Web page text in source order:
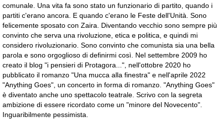
comunale. Una vita fa sono stato un funzionario di partito, quando i
partiti c'erano ancora. E quando c'erano le Feste dell'Unità. Sono
felicemente sposato con Zaira. Diventando vecchio sono sempre più
convinto che serva una rivoluzione, etica e politica, e quindi mi
considero rivoluzionario. Sono convinto che comunista sia una bella
parola e sono orgoglioso di definirmi così. Nel settembre 2009 ho
creato il blog "i pensieri di Protagora...", nell'ottobre 2020 ho
pubblicato il romanzo "Una mucca alla finestra" e nell'aprile 2022
"Anything Goes", un concerto in forma di romanzo. "Anything Goes"
è diventato anche uno spettacolo teatrale. Scrivo con la segreta
ambizione di essere ricordato come un "minore del Novecento".
Inguaribilmente pessimista.